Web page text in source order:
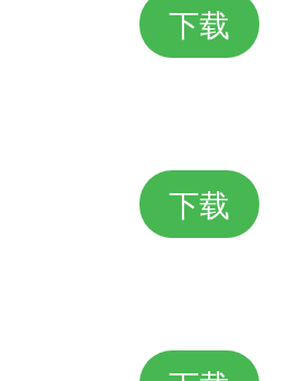
下载
下载